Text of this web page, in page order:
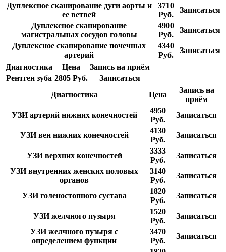
Дуплексное сканирование дуги аорты и
ее ветвей
3710
Руб.
Записаться
Дуплексное сканирование
магистральных сосудов головы
4900
Руб.
Записаться
Дуплексное сканирование почечных
артерий
4340
Руб.
Записаться
Диагностика
Цена
Запись на приём
Рентген зуба 2805 Руб.
Записаться
Диагностика
Цена
Запись на
приём
УЗИ артерий нижних конечностей
4950
Руб.
Записаться
УЗИ вен нижних конечностей
4130
Руб.
Записаться
УЗИ верхних конечностей
3333
Руб.
Записаться
УЗИ внутренних женских половых
органов
3140
Руб.
Записаться
УЗИ голеностопного сустава
1820
Руб.
Записаться
УЗИ желчного пузыря
1520
Руб.
Записаться
УЗИ желчного пузыря с
определением функции
3470
Руб.
Записаться